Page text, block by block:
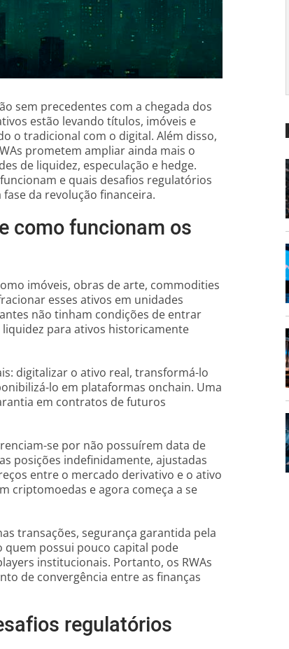
sem precedentes com a chegada dos
estão levando títulos, imóveis e
o tradicional com o digital. Além disso,
prometem ampliar ainda mais o
de liquidez, especulação e hedge.
e quais desafios regulatórios
da revolução financeira.
como funcionam os
imóveis, obras de arte, commodities
esses ativos em unidades
não tinham condições de entrar
liquidez para ativos historicamente
digitalizar o ativo real, transformá-lo
lo em plataformas onchain. Uma
em contratos de futuros
se por não possuírem data de
posições indefinidamente, ajustadas
entre o mercado derivativo e o ativo
criptomoedas e agora começa a se
transações, segurança garantida pela
quem possui pouco capital pode
institucionais. Portanto, os RWAs
de convergência entre as finanças
regulatórios